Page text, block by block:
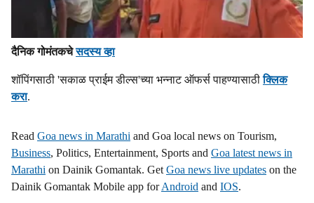
दैनिक गोमंतकचेसदस्य व्हा
शॉपिंगसाठी 'सकाळ प्राईम डील्स'च्या भन्नाट ऑफर्स पाहण्यासाठीक्लिक
करा.
Read Goa news in Marathi and Goa local news on Tourism,
Business, Politics, Entertainment, Sports and Goa latest news in
Marathi on Dainik Gomantak. Get Goa news live updates on the
Dainik Gomantak Mobile app forAndroid and IOS.